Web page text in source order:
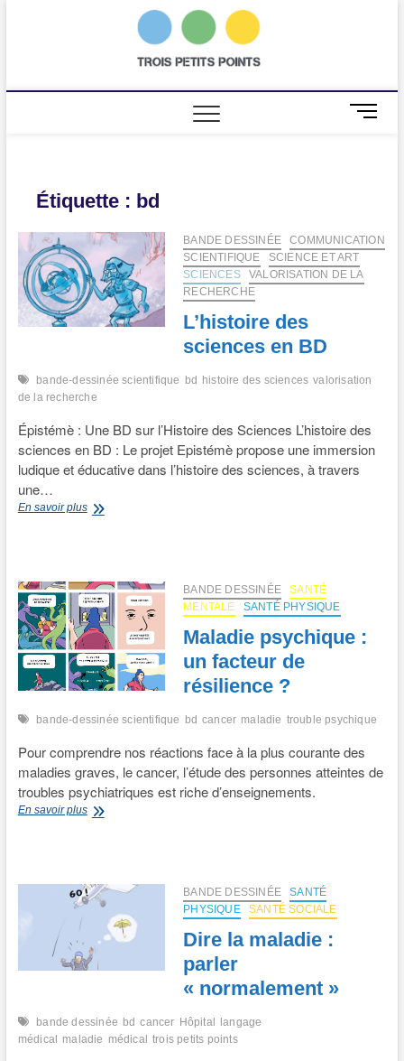
points M
t
o
n
Étiquette : bd
BANDE DESSINÉE
COMMUNICATION
SCIENTIFIQUE
SCIENCE ET ART
SCIENCES
VALORISATION DE LA
RECHERCHE
L’histoire des
sciences en BD
bande-dessinée scientifique bd histoire des sciences valorisation
de la recherche
Épistémè : Une BD sur l’Histoire des Sciences L’histoire des
sciences en BD : Le projet Epistémè propose une immersion
ludique et éducative dans l’histoire des sciences, à travers
une…
En savoir plusL’histoire
BANDE DESSINÉE
SANTÉ
MENTALE
SANTÉ PHYSIQUE
Maladie psychique :
un facteur de
résilience ?
bande-dessinée scientifique bd cancer maladie trouble psychique
Pour comprendre nos réactions face à la plus courante des
maladies graves, le cancer, l’étude des personnes atteintes de
troubles psychiatriques est riche d’enseignements.
En savoir plusMaladie
de
résilience
BANDE DESSINÉE
SANTÉ
PHYSIQUE
SANTÉ SOCIALE
Dire la maladie :
parler
« normalement »
bande dessinée bd cancer Hôpital
langage
médical
maladie médical trois petits points